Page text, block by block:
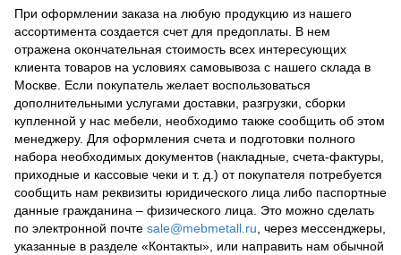
При оформлении заказа на любую продукцию из нашего
ассортимента создается счет для предоплаты. В нем
отражена окончательная стоимость всех интересующих
клиента товаров на условиях самовывоза с нашего склада в
Москве. Если покупатель желает воспользоваться
дополнительными услугами доставки, разгрузки, сборки
купленной у нас мебели, необходимо также сообщить об этом
менеджеру. Для оформления счета и подготовки полного
набора необходимых документов (накладные, счета-фактуры,
приходные и кассовые чеки и т. д.) от покупателя потребуется
сообщить нам реквизиты юридического лица либо паспортные
данные гражданина – физического лица. Это можно сделать
по электронной почте sale@mebmetall.ru , через мессенджеры,
указанные в разделе «Контакты», или направить нам обычной